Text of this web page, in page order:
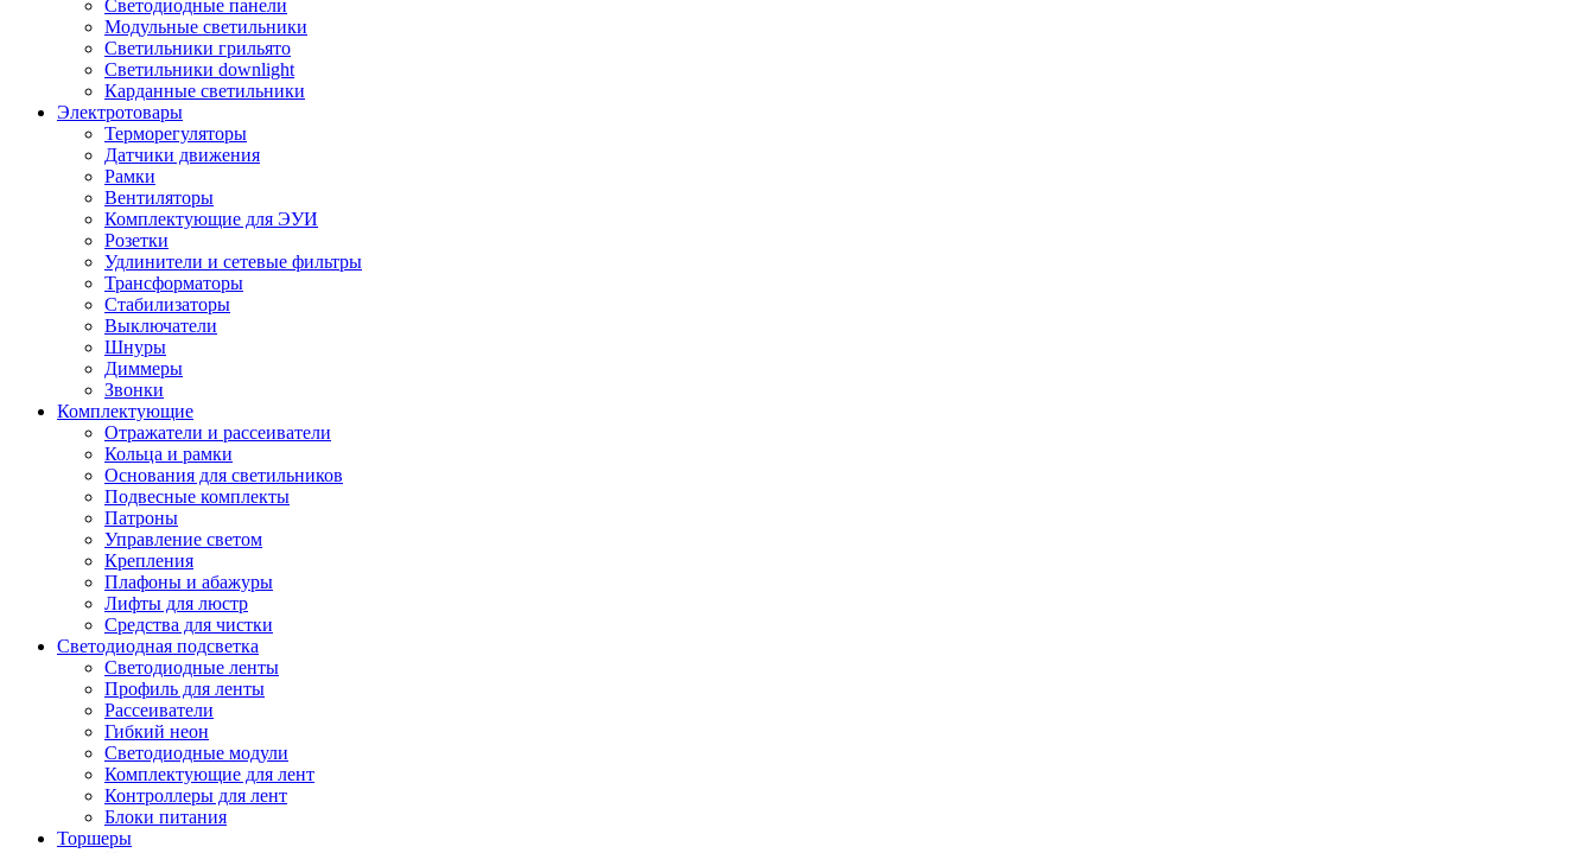
Светодиодные панели
Модульные светильники
Светильники грильято
Светильники downlight
Карданные светильники
Электротовары
Терморегуляторы
Датчики движения
Рамки
Вентиляторы
Комплектующие для ЭУИ
Розетки
Удлинители и сетевые фильтры
Трансформаторы
Стабилизаторы
Выключатели
Шнуры
Диммеры
Звонки
Комплектующие
Отражатели и рассеиватели
Кольца и рамки
Основания для светильников
Подвесные комплекты
Патроны
Управление светом
Крепления
Плафоны и абажуры
Лифты для люстр
Средства для чистки
Светодиодная подсветка
Светодиодные ленты
Профиль для ленты
Рассеиватели
Гибкий неон
Светодиодные модули
Комплектующие для лент
Контроллеры для лент
Блоки питания
Торшеры